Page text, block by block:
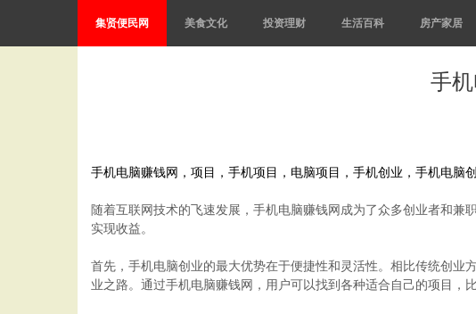
集贤便民网 美食文化 投资理财 生活百科 房产家居
手
手机电脑赚钱网，项目，手机项目，电脑项目，手机创业，手机电脑
随着互联网技术的飞速发展，手机电脑赚钱网成为了众多创业者和
实现收益。
首先，手机电脑创业的最大优势在于便捷性和灵活性。相比传统创业
业之路。通过手机电脑赚钱网，用户可以找到各种适合自己的项目，